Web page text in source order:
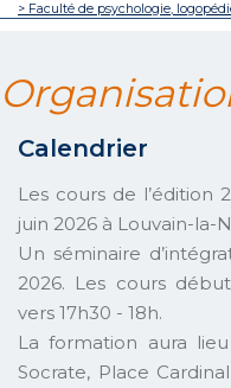
> Faculté de psychologie,
Calendrier
Les cours de l’édition
juin 2026 à Louvain-la-
Un séminaire
2026. Les cours
vers 17h30 - 18h.
La formation aura
Socrate, Place